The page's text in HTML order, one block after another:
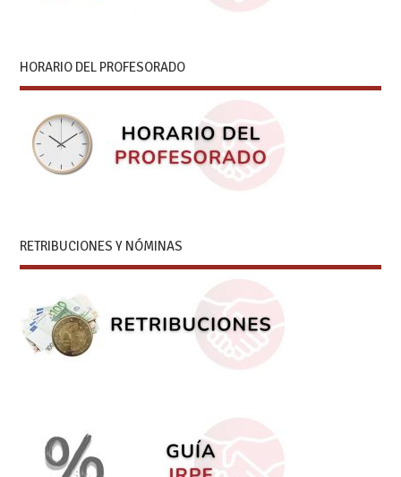
HORARIO DEL PROFESORADO
RETRIBUCIONES Y NÓMINAS